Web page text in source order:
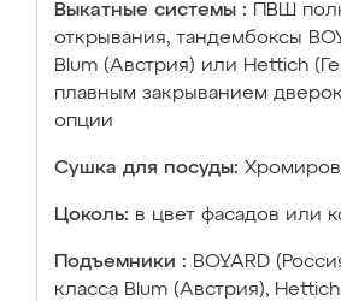
Выкатные системы :
ПВШ
открывания, тандембоксы
Blum (Австрия) или Hettich
плавным закрыванием
опции
Сушка для посуды:
Цоколь: в цвет фасадов или
Подъемники : BOYARD
класса Blum (Австрия),